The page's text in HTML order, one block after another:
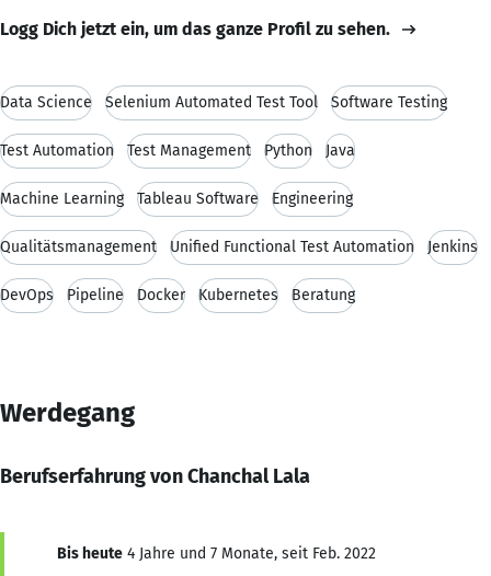
Logg Dich jetzt ein, um das ganze Profil zu sehen.
Data Science Selenium Automated Test Tool Software Testing
Test Automation Test Management Python Java
Machine Learning Tableau Software Engineering
Qualitätsmanagement Unified Functional Test Automation Jenkins
DevOps Pipeline Docker Kubernetes Beratung
Werdegang
Berufserfahrung von Chanchal Lala
Bis heute 4 Jahre und 7 Monate, seit Feb. 2022